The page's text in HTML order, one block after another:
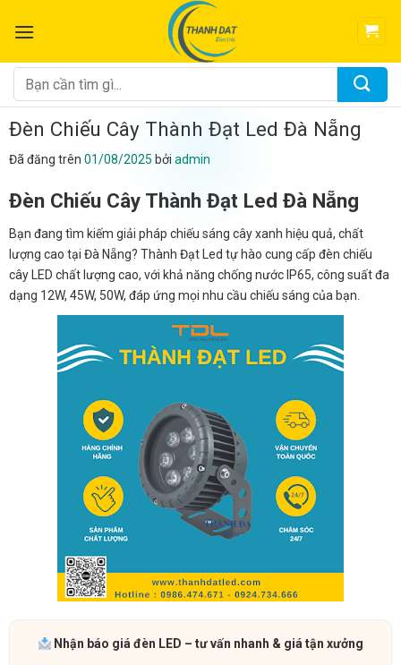
đến
dung
Tìm
kiếm:
Đèn Chiếu Cây Thành Đạt Led Đà Nẵng
Đã đăng trên 01/08/2025 bởi admin
Đèn Chiếu Cây Thành Đạt Led Đà Nẵng
Bạn đang tìm kiếm giải pháp chiếu sáng cây xanh hiệu quả, chất
lượng cao tại Đà Nẵng? Thành Đạt Led tự hào cung cấp đèn chiếu
cây LED chất lượng cao, với khả năng chống nước IP65, công suất đa
dạng 12W, 45W, 50W, đáp ứng mọi nhu cầu chiếu sáng của bạn.
Nhận báo giá đèn LED – tư vấn nhanh & giá tận xưởng